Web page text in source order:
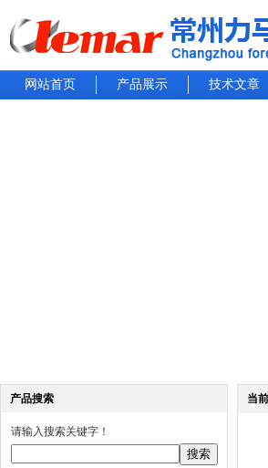
网站首页 产品展示 技术文章
产品搜索
请输入搜索关键字！
当